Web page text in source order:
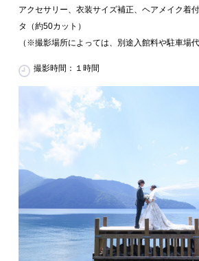
アクセサリー、衣装サイズ補正、ヘアメイク着
タ（約50カット）
（※撮影場所によっては、別途入館料や駐車場
撮影時間：１時間